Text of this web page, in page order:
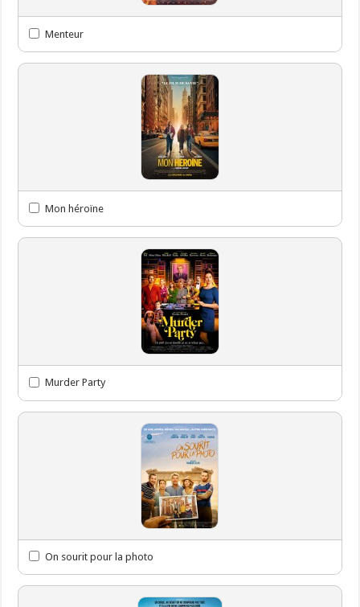
Menteur
Mon héroïne
Murder Party
On sourit pour la photo